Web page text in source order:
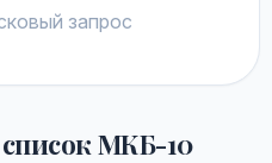
запрос
МКБ-10